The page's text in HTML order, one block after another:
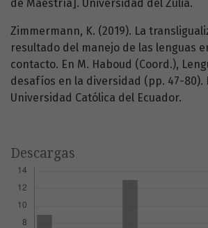
de Maestría]. Universidad del Zulia.
Zimmermann, K. (2019). La
resultado del manejo de las lenguas
contacto. En M. Haboud (Coord.),
desafíos en la diversidad (pp. 47-80).
Universidad Católica del Ecuador.
Descargas